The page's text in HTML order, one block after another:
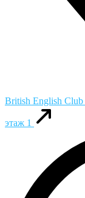
British English Club
этаж 1